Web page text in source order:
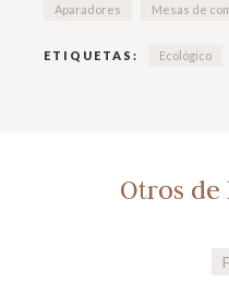
Aparadores Mesas de
ETIQUETAS: Ecológico
Otros